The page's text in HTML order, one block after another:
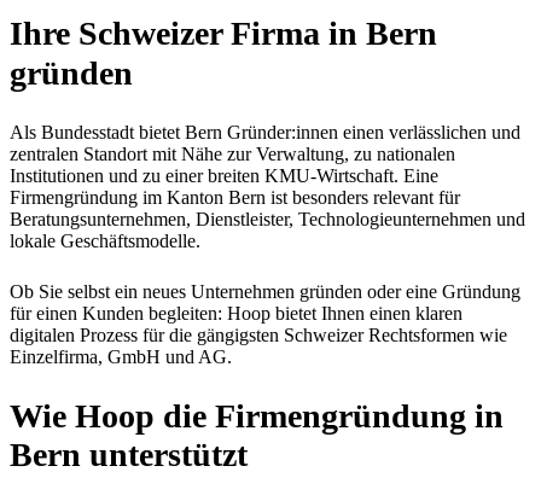
Ihre Schweizer Firma in Bern
gründen
Als Bundesstadt bietet Bern Gründer:innen einen verlässlichen und
zentralen Standort mit Nähe zur Verwaltung, zu nationalen
Institutionen und zu einer breiten KMU-Wirtschaft. Eine
Firmengründung im Kanton Bern ist besonders relevant für
Beratungsunternehmen, Dienstleister, Technologieunternehmen und
lokale Geschäftsmodelle.
Ob Sie selbst ein neues Unternehmen gründen oder eine Gründung
für einen Kunden begleiten: Hoop bietet Ihnen einen klaren
digitalen Prozess für die gängigsten Schweizer Rechtsformen wie
Einzelfirma, GmbH und AG.
Wie Hoop die Firmengründung in
Bern unterstützt